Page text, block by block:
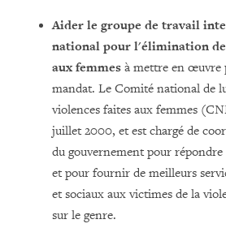
Aider le groupe de travail
national pour l'élimination
aux femmes à mettre en œuvre
mandat. Le Comité national de
violences faites aux femmes
juillet 2000, et est chargé de
du gouvernement pour répondre
et pour fournir de meilleurs
et sociaux aux victimes de la
sur le genre.